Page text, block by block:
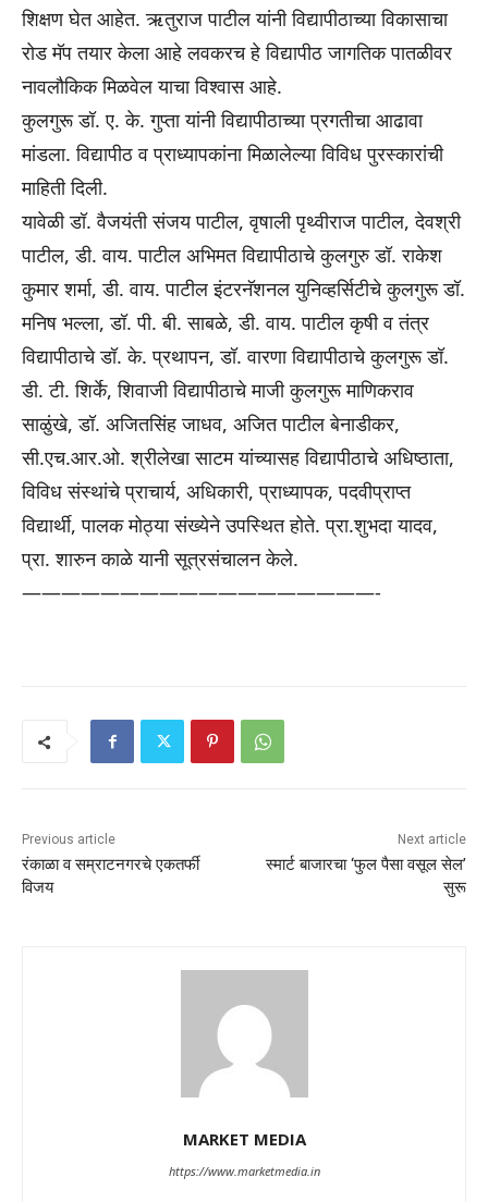
शिक्षण घेत आहेत. ऋतुराज पाटील यांनी विद्यापीठाच्या विकासाचा
रोड मॅप तयार केला आहे लवकरच हे विद्यापीठ जागतिक पातळीवर
नावलौकिक मिळवेल याचा विश्वास आहे.
कुलगुरू डॉ. ए. के. गुप्ता यांनी विद्यापीठाच्या प्रगतीचा आढावा
मांडला. विद्यापीठ व प्राध्यापकांना मिळालेल्या विविध पुरस्कारांची
माहिती दिली.
यावेळी डॉ. वैजयंती संजय पाटील, वृषाली पृथ्वीराज पाटील, देवश्री
पाटील, डी. वाय. पाटील अभिमत विद्यापीठाचे कुलगुरु डॉ. राकेश
कुमार शर्मा, डी. वाय. पाटील इंटरनॅशनल युनिव्हर्सिटीचे कुलगुरू डॉ.
मनिष भल्ला, डॉ. पी. बी. साबळे, डी. वाय. पाटील कृषी व तंत्र
विद्यापीठाचे डॉ. के. प्रथापन, डॉ. वारणा विद्यापीठाचे कुलगुरू डॉ.
डी. टी. शिर्के, शिवाजी विद्यापीठाचे माजी कुलगुरू माणिकराव
साळुंखे, डॉ. अजितसिंह जाधव, अजित पाटील बेनाडीकर,
सी.एच.आर.ओ. श्रीलेखा साटम यांच्यासह विद्यापीठाचे अधिष्ठाता,
विविध संस्थांचे प्राचार्य, अधिकारी, प्राध्यापक, पदवीप्राप्त
विद्यार्थी, पालक मोठ्या संख्येने उपस्थित होते. प्रा.शुभदा यादव,
प्रा. शारुन काळे यानी सूत्रसंचालन केले.
——————————————————-
Previous article
रंकाळा व सम्राटनगरचे एकतर्फी
विजय
Next article
स्मार्ट बाजारचा ‘फुल पैसा वसूल सेल’
सुरू
MARKET MEDIA
https://www.marketmedia.in